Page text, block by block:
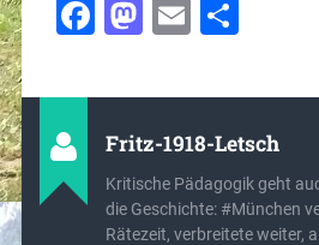
Facebook
Mastodon
EmailTeilen
Fritz-1918-Letsch
Kritische Pädagogik geht
die Geschichte: #München
Rätezeit, verbreitete weiter,